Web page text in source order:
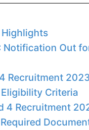
Notification Out
Recruitment
Criteria
4 Recruitment